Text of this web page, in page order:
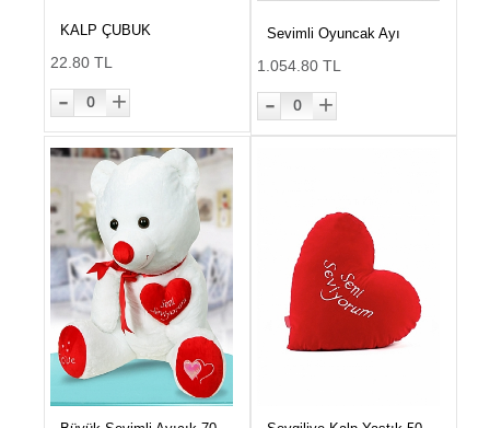
KALP ÇUBUK
22.80 TL
- 0 +
Sevimli Oyuncak Ayı
1.054.80 TL
- 0 +